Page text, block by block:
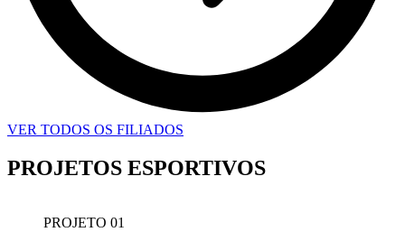
VER TODOS OS FILIADOS
PROJETOS ESPORTIVOS
PROJETO 01